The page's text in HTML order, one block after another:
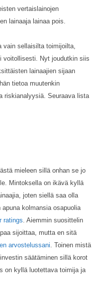
vertaislainojen
lainaaja lainaa pois.
vain sellaisilta toimijoilta,
voitollisesti. Nyt joudutkin siis
lainaajien sijaan
tietoa muutenkin
riskianalyysiä. Seuraava lista
mieleen sillä onhan se jo
Mintoksella on ikävä kyllä
joten siellä saa olla
kolmansia osapuolia
ratings. Aiemmin suosittelin
sijoittaa, mutta en sitä
arvostelussani. Toinen mistä
säätäminen sillä korot
on kyllä luotettava toimija ja